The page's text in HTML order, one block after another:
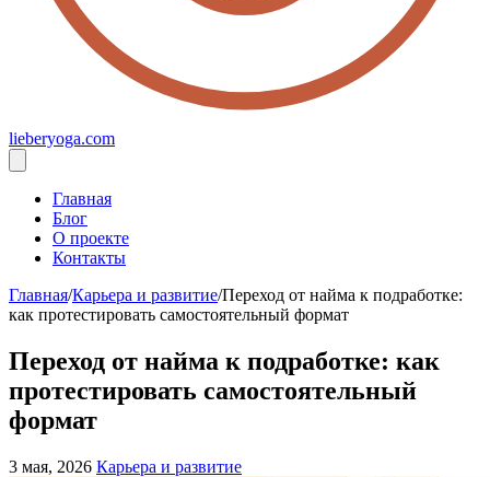
lieberyoga.com
Главная
Блог
О проекте
Контакты
Главная/Карьера и развитие/Переход от найма к подработке:
как протестировать самостоятельный формат
Переход от найма к подработке: как
протестировать самостоятельный
формат
3 мая, 2026 Карьера и развитие